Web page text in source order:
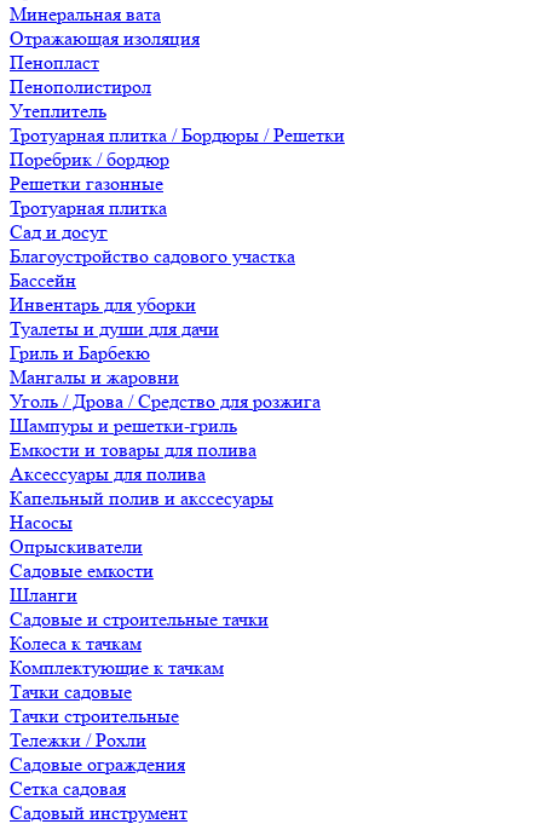
Минеральная вата
Отражающая изоляция
Пенопласт
Пенополистирол
Утеплитель
Тротуарная плитка / Бордюры / Решетки
Поребрик / бордюр
Решетки газонные
Тротуарная плитка
Сад и досуг
Благоустройство садового участка
Бассейн
Инвентарь для уборки
Туалеты и души для дачи
Гриль и Барбекю
Мангалы и жаровни
Уголь / Дрова / Средство для розжига
Шампуры и решетки-гриль
Емкости и товары для полива
Аксессуары для полива
Капельный полив и акссесуары
Насосы
Опрыскиватели
Садовые емкости
Шланги
Садовые и строительные тачки
Колеса к тачкам
Комплектующие к тачкам
Тачки садовые
Тачки строительные
Тележки / Рохли
Садовые ограждения
Сетка садовая
Садовый инструмент